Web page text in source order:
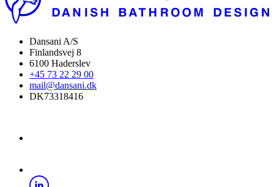
Dansani A/S
Finlandsvej 8
6100 Haderslev
+45 73 22 29 00
mail@dansani.dk
DK73318416